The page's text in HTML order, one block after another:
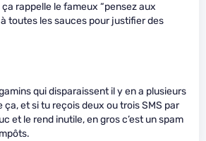
rappelle le fameux “pensez aux
toutes les sauces pour justifier des
qui disparaissent il y en a plusieurs
ça, et si tu reçois deux ou trois SMS par
et le rend inutile, en gros c’est un spam